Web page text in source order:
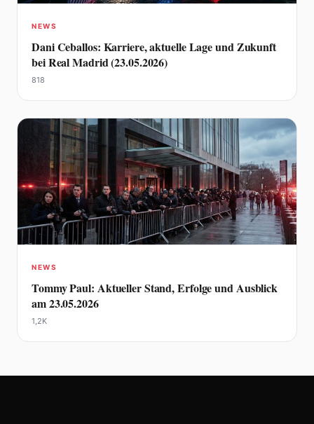
NEWS
Dani Ceballos: Karriere, aktuelle Lage und Zukunft
bei Real Madrid (23.05.2026)
818
NEWS
Tommy Paul: Aktueller Stand, Erfolge und Ausblick
am 23.05.2026
1,2K